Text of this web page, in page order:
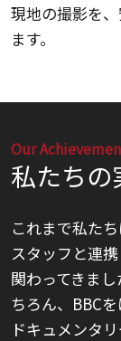
現地の撮影を
ます。
Our
私たちの
これまで私た
スタッフと連
関わってきま
ちろん、BBC
ドキュメンタ